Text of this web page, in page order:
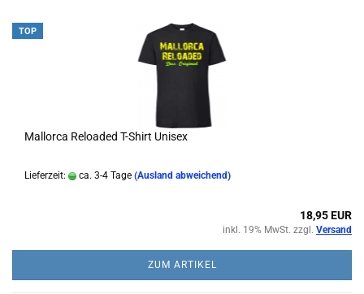
TOP
Mallorca Reloaded T-Shirt Unisex
Lieferzeit: ca. 3-4 Tage (Ausland abweichend)
18,95 EUR
inkl. 19% MwSt. zzgl. Versand
ZUM ARTIKEL